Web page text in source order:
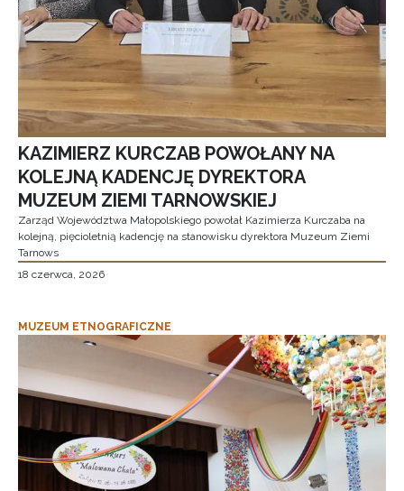
KAZIMIERZ KURCZAB POWOŁANY NA
KOLEJNĄ KADENCJĘ DYREKTORA
MUZEUM ZIEMI TARNOWSKIEJ
Zarząd Województwa Małopolskiego powołał Kazimierza Kurczaba na
kolejną, pięcioletnią kadencję na stanowisku dyrektora Muzeum Ziemi
Tarnows
18 czerwca, 2026
MUZEUM ETNOGRAFICZNE